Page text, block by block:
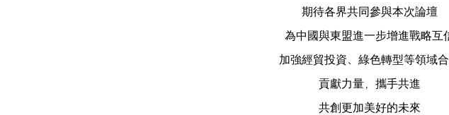
期待各界共同參與本次論壇
為中國與東盟進一步增進戰略互
加強經貿投資、綠色轉型等領域
貢獻力量，攜手共進
共創更加美好的未來